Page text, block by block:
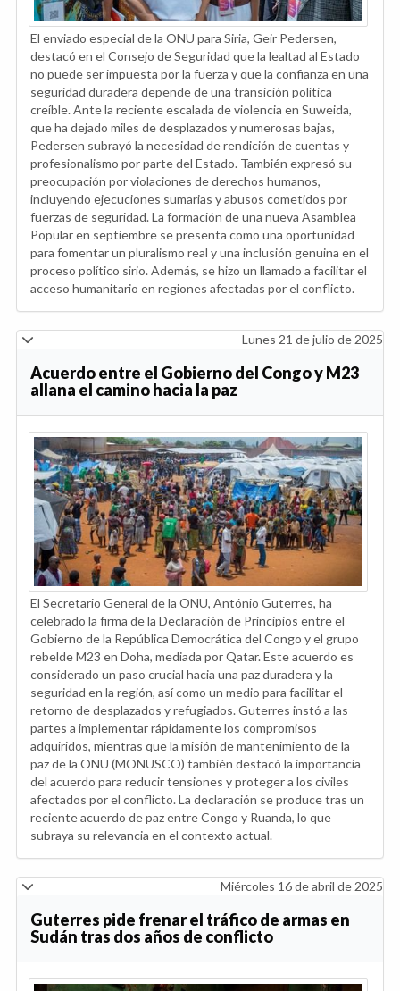
El enviado especial de la ONU para Siria, Geir Pedersen,
destacó en el Consejo de Seguridad que la lealtad al Estado
no puede ser impuesta por la fuerza y que la confianza en una
seguridad duradera depende de una transición política
creíble. Ante la reciente escalada de violencia en Suweida,
que ha dejado miles de desplazados y numerosas bajas,
Pedersen subrayó la necesidad de rendición de cuentas y
profesionalismo por parte del Estado. También expresó su
preocupación por violaciones de derechos humanos,
incluyendo ejecuciones sumarias y abusos cometidos por
fuerzas de seguridad. La formación de una nueva Asamblea
Popular en septiembre se presenta como una oportunidad
para fomentar un pluralismo real y una inclusión genuina en el
proceso político sirio. Además, se hizo un llamado a facilitar el
acceso humanitario en regiones afectadas por el conflicto.
Lunes 21 de julio de 2025
Acuerdo entre el Gobierno del Congo y M23
allana el camino hacia la paz
El Secretario General de la ONU, António Guterres, ha
celebrado la firma de la Declaración de Principios entre el
Gobierno de la República Democrática del Congo y el grupo
rebelde M23 en Doha, mediada por Qatar. Este acuerdo es
considerado un paso crucial hacia una paz duradera y la
seguridad en la región, así como un medio para facilitar el
retorno de desplazados y refugiados. Guterres instó a las
partes a implementar rápidamente los compromisos
adquiridos, mientras que la misión de mantenimiento de la
paz de la ONU (MONUSCO) también destacó la importancia
del acuerdo para reducir tensiones y proteger a los civiles
afectados por el conflicto. La declaración se produce tras un
reciente acuerdo de paz entre Congo y Ruanda, lo que
subraya su relevancia en el contexto actual.
Miércoles 16 de abril de 2025
Guterres pide frenar el tráfico de armas en
Sudán tras dos años de conflicto